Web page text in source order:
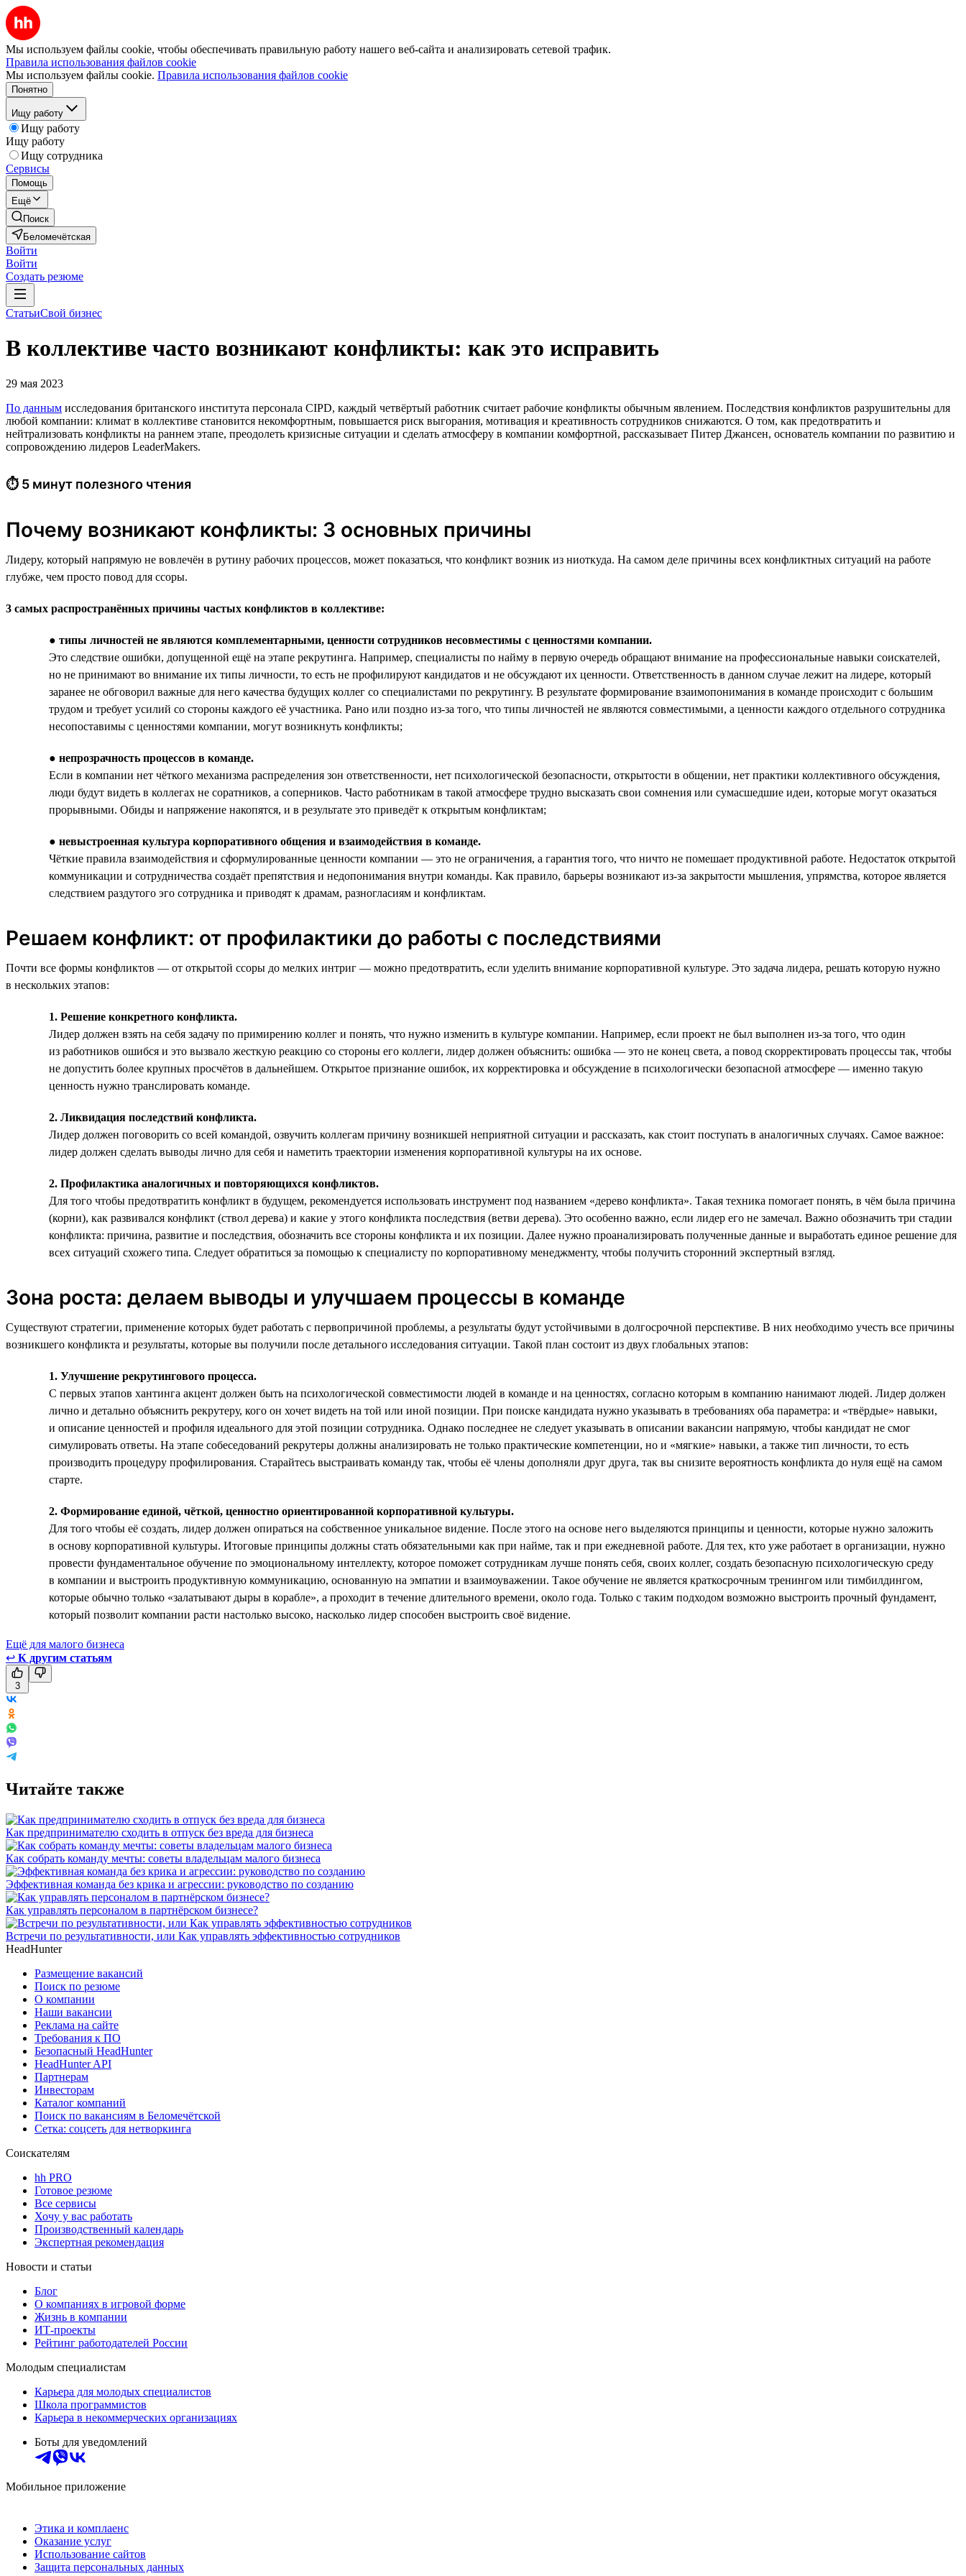
Мы используем файлы cookie, чтобы обеспечивать правильную работу нашего веб-сайта и анализировать сетевой трафик.
Правила использования файлов cookie
Мы используем файлы cookie. Правила использования файлов cookie
Понятно
Ищу работу
Ищу работу
Ищу работу
Ищу сотрудника
Сервисы
Помощь
Ещё
Поиск
Беломечётская
Войти
Войти
Создать резюме
СтатьиСвой бизнес
В коллективе часто возникают конфликты: как это исправить
29 мая 2023
По данным исследования британского института персонала СIPD, каждый четвёртый работник считает рабочие конфликты обычным явлением. Последствия конфликтов разрушительны для
любой компании: климат в коллективе становится некомфортным, повышается риск выгорания, мотивация и креативность сотрудников снижаются. О том, как предотвратить и
нейтрализовать конфликты на раннем этапе, преодолеть кризисные ситуации и сделать атмосферу в компании комфортной, рассказывает Питер Джансен, основатель компании по развитию и
сопровождению лидеров LeaderMakers.
⏱ 5 минут полезного чтения
Почему возникают конфликты: 3 основных причины
Лидеру, который напрямую не вовлечён в рутину рабочих процессов, может показаться, что конфликт возник из ниоткуда. На самом деле причины всех конфликтных ситуаций на работе
глубже, чем просто повод для ссоры.
3 самых распространённых причины частых конфликтов в коллективе:
● типы личностей не являются комплементарными, ценности сотрудников несовместимы с ценностями компании.
Это следствие ошибки, допущенной ещё на этапе рекрутинга. Например, специалисты по найму в первую очередь обращают внимание на профессиональные навыки соискателей,
но не принимают во внимание их типы личности, то есть не профилируют кандидатов и не обсуждают их ценности. Ответственность в данном случае лежит на лидере, который
заранее не обговорил важные для него качества будущих коллег со специалистами по рекрутингу. В результате формирование взаимопонимания в команде происходит с большим
трудом и требует усилий со стороны каждого её участника. Рано или поздно из-за того, что типы личностей не являются совместимыми, а ценности каждого отдельного сотрудника
несопоставимы с ценностями компании, могут возникнуть конфликты;
● непрозрачность процессов в команде.
Если в компании нет чёткого механизма распределения зон ответственности, нет психологической безопасности, открытости в общении, нет практики коллективного обсуждения,
люди будут видеть в коллегах не соратников, а соперников. Часто работникам в такой атмосфере трудно высказать свои сомнения или сумасшедшие идеи, которые могут оказаться
прорывными. Обиды и напряжение накопятся, и в результате это приведёт к открытым конфликтам;
● невыстроенная культура корпоративного общения и взаимодействия в команде.
Чёткие правила взаимодействия и сформулированные ценности компании — это не ограничения, а гарантия того, что ничто не помешает продуктивной работе. Недостаток открытой
коммуникации и сотрудничества создаёт препятствия и недопонимания внутри команды. Как правило, барьеры возникают из-за закрытости мышления, упрямства, которое является
следствием раздутого эго сотрудника и приводят к драмам, разногласиям и конфликтам.
Решаем конфликт: от профилактики до работы с последствиями
Почти все формы конфликтов — от открытой ссоры до мелких интриг — можно предотвратить, если уделить внимание корпоративной культуре. Это задача лидера, решать которую нужно
в нескольких этапов:
1. Решение конкретного конфликта.
Лидер должен взять на себя задачу по примирению коллег и понять, что нужно изменить в культуре компании. Например, если проект не был выполнен из-за того, что один
из работников ошибся и это вызвало жесткую реакцию со стороны его коллеги, лидер должен объяснить: ошибка — это не конец света, а повод скорректировать процессы так, чтобы
не допустить более крупных просчётов в дальнейшем. Открытое признание ошибок, их корректировка и обсуждение в психологически безопасной атмосфере — именно такую
ценность нужно транслировать команде.
2. Ликвидация последствий конфликта.
Лидер должен поговорить со всей командой, озвучить коллегам причину возникшей неприятной ситуации и рассказать, как стоит поступать в аналогичных случаях. Самое важное:
лидер должен сделать выводы лично для себя и наметить траектории изменения корпоративной культуры на их основе.
2. Профилактика аналогичных и повторяющихся конфликтов.
Для того чтобы предотвратить конфликт в будущем, рекомендуется использовать инструмент под названием «дерево конфликта». Такая техника помогает понять, в чём была причина
(корни), как развивался конфликт (ствол дерева) и какие у этого конфликта последствия (ветви дерева). Это особенно важно, если лидер его не замечал. Важно обозначить три стадии
конфликта: причина, развитие и последствия, обозначить все стороны конфликта и их позиции. Далее нужно проанализировать полученные данные и выработать единое решение для
всех ситуаций схожего типа. Следует обратиться за помощью к специалисту по корпоративному менеджменту, чтобы получить сторонний экспертный взгляд.
Зона роста: делаем выводы и улучшаем процессы в команде
Существуют стратегии, применение которых будет работать с первопричиной проблемы, а результаты будут устойчивыми в долгосрочной перспективе. В них необходимо учесть все причины
возникшего конфликта и результаты, которые вы получили после детального исследования ситуации. Такой план состоит из двух глобальных этапов:
1. Улучшение рекрутингового процесса.
С первых этапов хантинга акцент должен быть на психологической совместимости людей в команде и на ценностях, согласно которым в компанию нанимают людей. Лидер должен
лично и детально объяснить рекрутеру, кого он хочет видеть на той или иной позиции. При поиске кандидата нужно указывать в требованиях оба параметра: и «твёрдые» навыки,
и описание ценностей и профиля идеального для этой позиции сотрудника. Однако последнее не следует указывать в описании вакансии напрямую, чтобы кандидат не смог
симулировать ответы. На этапе собеседований рекрутеры должны анализировать не только практические компетенции, но и «мягкие» навыки, а также тип личности, то есть
производить процедуру профилирования. Старайтесь выстраивать команду так, чтобы её члены дополняли друг друга, так вы снизите вероятность конфликта до нуля ещё на самом
старте.
2. Формирование единой, чёткой, ценностно ориентированной корпоративной культуры.
Для того чтобы её создать, лидер должен опираться на собственное уникальное видение. После этого на основе него выделяются принципы и ценности, которые нужно заложить
в основу корпоративной культуры. Итоговые принципы должны стать обязательными как при найме, так и при ежедневной работе. Для тех, кто уже работает в организации, нужно
провести фундаментальное обучение по эмоциональному интеллекту, которое поможет сотрудникам лучше понять себя, своих коллег, создать безопасную психологическую среду
в компании и выстроить продуктивную коммуникацию, основанную на эмпатии и взаимоуважении. Такое обучение не является краткосрочным тренингом или тимбилдингом,
которые обычно только «залатывают дыры в корабле», а проходит в течение длительного времени, около года. Только с таким подходом возможно выстроить прочный фундамент,
который позволит компании расти настолько высоко, насколько лидер способен выстроить своё видение.
Ещё для малого бизнеса
↩ К другим статьям
3
Читайте также
Как предпринимателю сходить в отпуск без вреда для бизнеса
Как собрать команду мечты: советы владельцам малого бизнеса
Эффективная команда без крика и агрессии: руководство по созданию
Как управлять персоналом в партнёрском бизнесе?
Встречи по результативности, или Как управлять эффективностью сотрудников
HeadHunter
Размещение вакансий
Поиск по резюме
О компании
Наши вакансии
Реклама на сайте
Требования к ПО
Безопасный HeadHunter
HeadHunter API
Партнерам
Инвесторам
Каталог компаний
Поиск по вакансиям в Беломечётской
Сетка: соцсеть для нетворкинга
Соискателям
hh PRO
Готовое резюме
Все сервисы
Хочу у вас работать
Производственный календарь
Экспертная рекомендация
Новости и статьи
Блог
О компаниях в игровой форме
Жизнь в компании
ИТ-проекты
Рейтинг работодателей России
Молодым специалистам
Карьера для молодых специалистов
Школа программистов
Карьера в некоммерческих организациях
Боты для уведомлений
Мобильное приложение
Этика и комплаенс
Оказание услуг
Использование сайтов
Защита персональных данных